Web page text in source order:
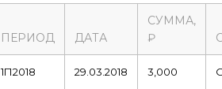
ПЕРИОД ДАТА
СУММА,
₽
1П2018 29.03.2018 3,000